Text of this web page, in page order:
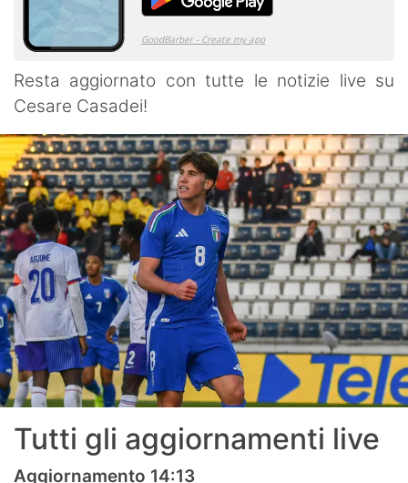
Resta aggiornato con tutte le notizie live su
Cesare Casadei!
Tutti gli aggiornamenti live
Aggiornamento 14:13